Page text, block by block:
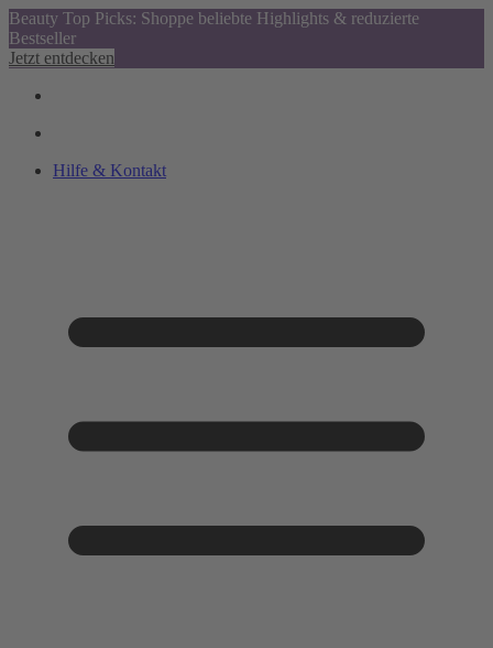
Beauty Top Picks: Shoppe beliebte Highlights & reduzierte
Bestseller
Jetzt entdecken
Hilfe & Kontakt